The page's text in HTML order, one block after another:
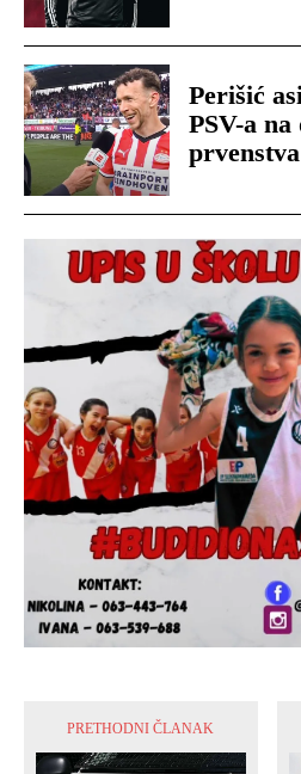
Perišić
PSV-a
prvenstva
PRETHODNI ČLANAK